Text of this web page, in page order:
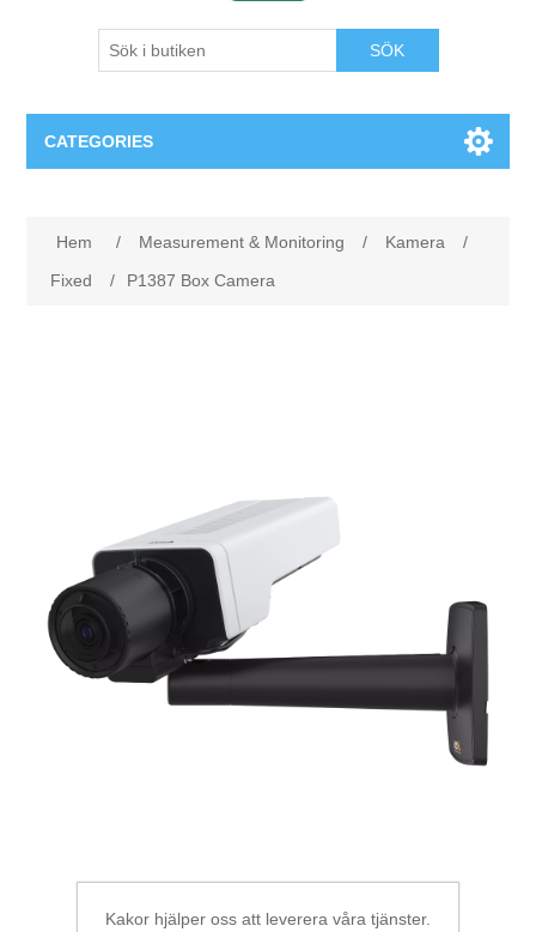
SÖK
CATEGORIES
Felsökning
Tillståndsövervakning
Vibrationsanalys
Digitalisering
Produkter
Kontakt
Begner Machines
Hem / Measurement & Monitoring / Kamera
/
Fixed
/ P1387 Box Camera
Kakor hjälper oss att leverera våra tjänster.